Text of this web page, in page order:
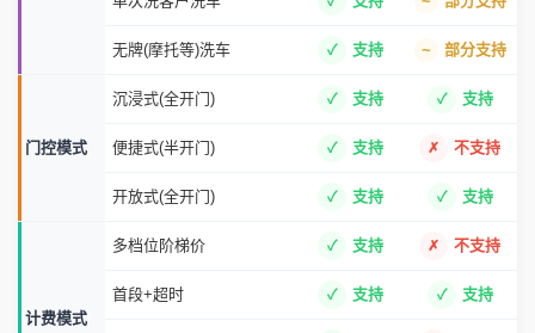
无牌(摩托等)洗车 支持 部分支持
门控模式
沉浸式(全开门) 支持 支持
便捷式(半开门) 支持 不支持
开放式(全开门) 支持 支持
计费模式
多档位阶梯价 支持 不支持
首段+超时 支持 支持